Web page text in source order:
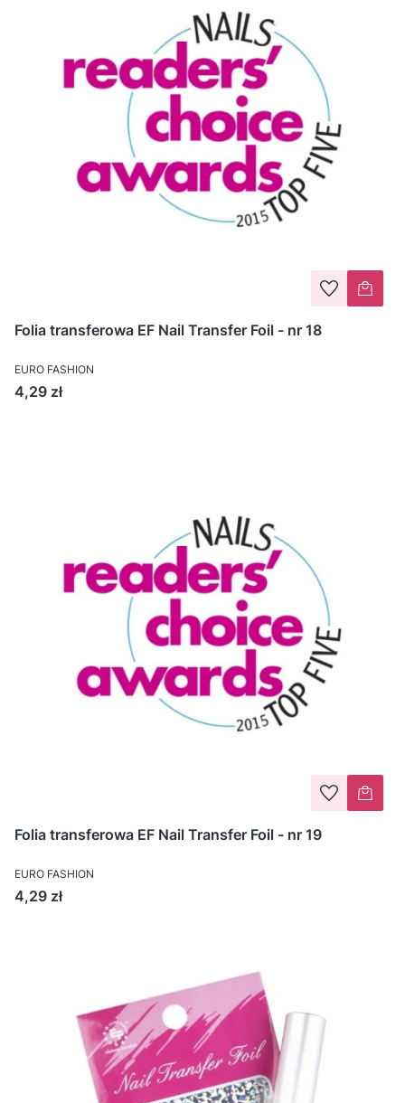
Folia transferowa EF Nail Transfer Foil - nr 18
EURO FASHION
Cena
4,29 zł
Folia transferowa EF Nail Transfer Foil - nr 19
EURO FASHION
Cena
4,29 zł